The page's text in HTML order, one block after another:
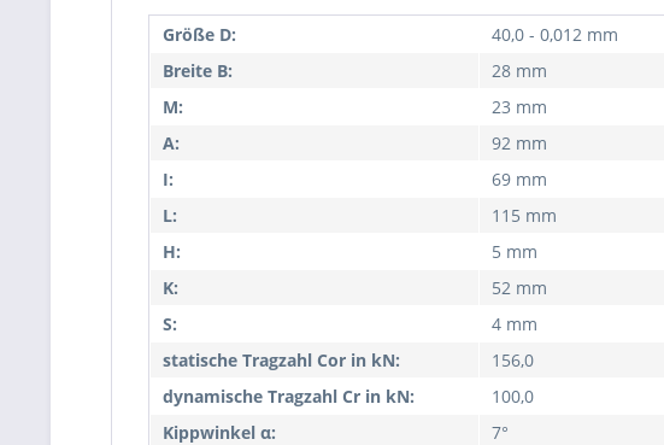
Größe D:
40,0 - 0,012 mm
Breite B:
28 mm
M:
23 mm
A:
92 mm
I:
69 mm
L:
115 mm
H:
5 mm
K:
52 mm
S:
4 mm
statische Tragzahl Cor in kN:
156,0
dynamische Tragzahl Cr in kN:
100,0
Kippwinkel α:
7°